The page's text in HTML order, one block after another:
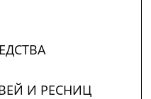
И РЕСНИЦ